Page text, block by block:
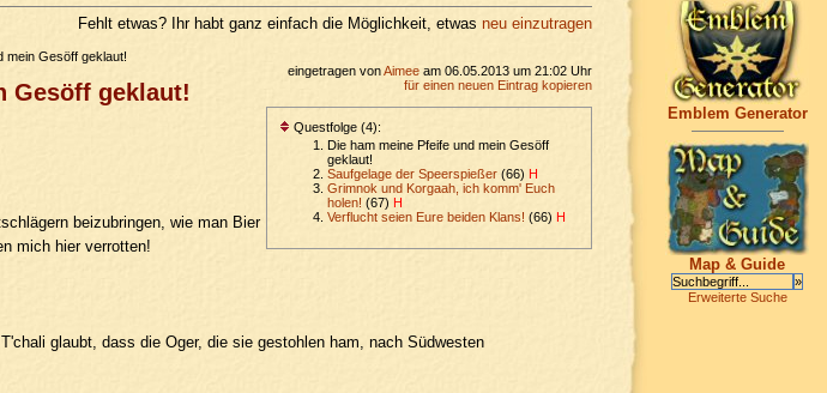
Fehlt etwas? Ihr habt ganz einfach die Möglichkeit, etwas neu einzutragen
mein Gesöff geklaut!
eingetragen vonAimee am 06.05.2013 um 21:02 Uhr
für einen neuen Eintrag kopieren
Questfolge (4):
Die ham meine Pfeife und mein Gesöff
geklaut!
Saufgelage der Speerspießer (66) H
Grimnok und Korgaah, ich komm' Euch
holen! (67) H
Verflucht seien Eure beiden Klans! (66) H
Gesöff geklaut!
beizubringen, wie man Bier
mich hier verrotten!
glaubt, dass die Oger, die sie gestohlen ham, nach Südwesten
Emblem Generator
Map & Guide
Erweiterte Suche